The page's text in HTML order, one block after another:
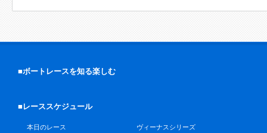
■ボートレースを知る楽しむ
■レーススケジュール
本日のレース
ヴィーナスシリーズ